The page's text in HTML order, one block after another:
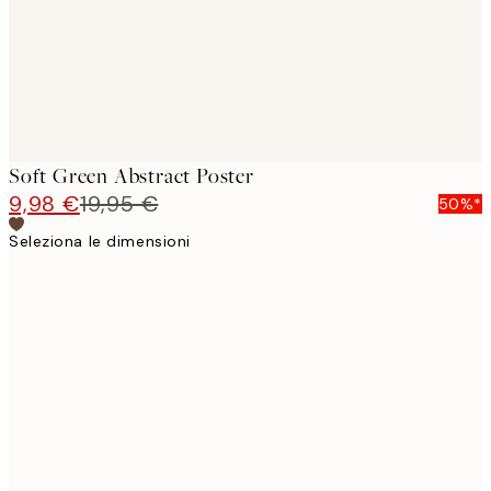
Soft Green Abstract Poster
9,98 €19,95 €
50%*
Seleziona le dimensioni